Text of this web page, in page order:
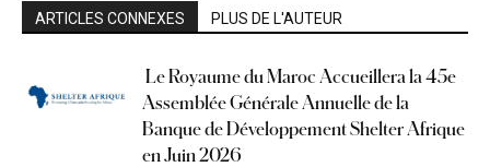
ARTICLES CONNEXES PLUS DE L'AUTEUR
Le Royaume du Maroc Accueillera la 45e
Assemblée Générale Annuelle de la
Banque de Développement Shelter Afrique
en Juin 2026